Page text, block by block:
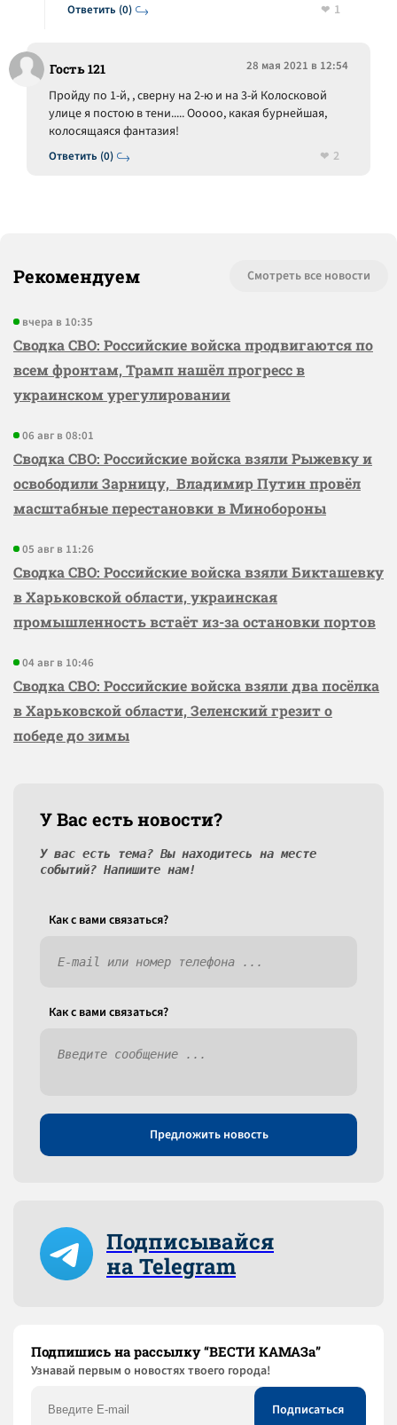
Ответить (0)
1
Гость 121 28 мая 2021 в 12:54
Ответить (0)
Пройду по 1-й, , сверну на 2-ю и на 3-й Колосковой
улице я постою в тени..... Ооооо, какая бурнейшая,
колосящаяся фантазия!
2
Рекомендуем Смотреть все новости
вчера в 10:35
Сводка СВО: Российские войска продвигаются по
всем фронтам, Трамп нашёл прогресс в
украинском урегулировании
06 авг в 08:01
Сводка СВО: Российские войска взяли Рыжевку и
освободили Зарницу, Владимир Путин провёл
масштабные перестановки в Минобороны
05 авг в 11:26
Сводка СВО: Российские войска взяли Бикташевку
в Харьковской области, украинская
промышленность встаёт из-за остановки портов
04 авг в 10:46
Сводка СВО: Российские войска взяли два посёлка
в Харьковской области, Зеленский грезит о
победе до зимы
У Вас есть новости?
У вас есть тема? Вы находитесь на месте
событий? Напишите нам!
Как c вами связаться?
Как c вами связаться?
Предложить новость
Подписывайся
на Telegram
Подпишись на рассылку “ВЕСТИ КАМАЗа”
Узнaвай первым о новостях твоего города!